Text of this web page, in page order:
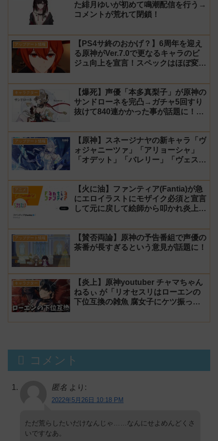
た緋月ゆいが初めて鳴潮配信を行う→
コメントが荒れて閉鎖！
アップデート情報
【PS4サ終のおかげ？】6周年を迎え
る原神がVer.7.0で更なるキャラのビ
ジュ向上を宣言！スペックはほぼ変わ
キャラクター
【爆死】声優「本多真梨子」が原神の
サンドローネを完凸→ガチャ5回すり
抜けて840連かかった事が話題に！
アップデート情報
【原神】スネージナヤの新キャラ「ヴ
ォジャニーツァ」「アリョーシャ」
「オデット」「バレリー」「ヴェス
「アナスターシャ・フョードロヴナ・
スネージナヤ」が一斉に発表！【声優
氷神 第10位】
アニメ
【火に油】ファンティア(Fantia)が急
にエロイラストにモザイク必須と宣言
して元に戻して絵師から叩かれ炎上し
アップデート情報
【賛否両論】原神の予告番組で声優の
茶番が長すぎるという意見が話題に！
キャラクター
【炎上】原神youtuber チャマちゃん
ねるぃ が「リオセスリはローエンの
下位互換の雑魚 腐女子にケツ振って
コメント
匿名 より:
2022年5月26日 10:18 PM
ただ荒らしたいだけなんじゃ……なんにせよめんどくさ
いですなあ。